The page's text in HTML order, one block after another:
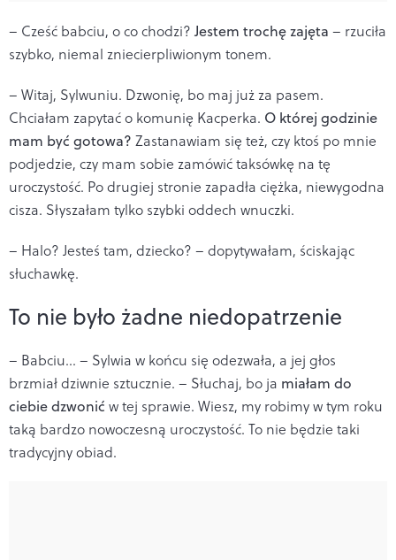
– Cześć babciu, o co chodzi? Jestem trochę zajęta – rzuciła
szybko, niemal zniecierpliwionym tonem.
– Witaj, Sylwuniu. Dzwonię, bo maj już za pasem.
Chciałam zapytać o komunię Kacperka. O której godzinie
mam być gotowa? Zastanawiam się też, czy ktoś po mnie
podjedzie, czy mam sobie zamówić taksówkę na tę
uroczystość. Po drugiej stronie zapadła ciężka, niewygodna
cisza. Słyszałam tylko szybki oddech wnuczki.
– Halo? Jesteś tam, dziecko? – dopytywałam, ściskając
słuchawkę.
To nie było żadne niedopatrzenie
– Babciu... – Sylwia w końcu się odezwała, a jej głos
brzmiał dziwnie sztucznie. – Słuchaj, bo ja miałam do
ciebie dzwonić w tej sprawie. Wiesz, my robimy w tym roku
taką bardzo nowoczesną uroczystość. To nie będzie taki
tradycyjny obiad.